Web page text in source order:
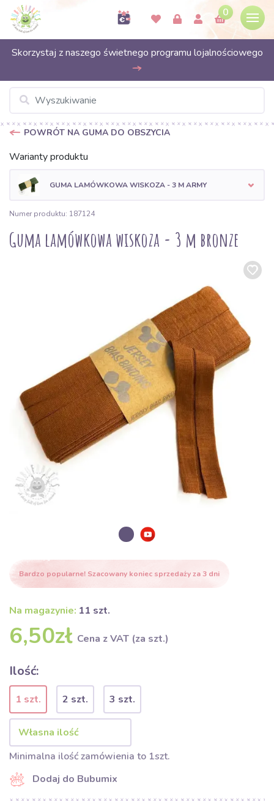
0
Skorzystaj z naszego świetnego programu lojalnościowego
POWRÓT NA GUMA DO OBSZYCIA
Warianty produktu
GUMA LAMÓWKOWA WISKOZA - 3 M ARMY
Numer produktu: 187124
Guma lamówkowa wiskoza - 3 m bronze
Bardzo popularne! Szacowany koniec sprzedaży za 3 dni
Na magazynie: 11 szt.
6,50zł Cena z VAT (za szt.)
Ilość:
1 szt. 2 szt. 3 szt.
Minimalna ilość zamówienia to 1szt.
Dodaj do Bubumix